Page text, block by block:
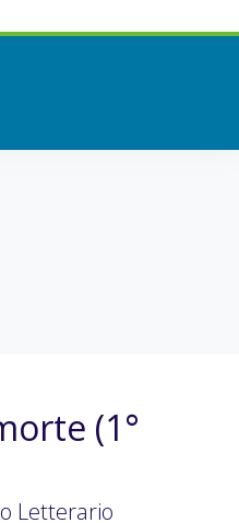
(1°
Letterario